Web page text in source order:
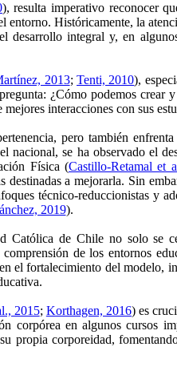
), resulta imperativo reconocer
Históricamente, la
integral y, en
2013;Tenti, 2010),
¿Cómo podemos crear
interacciones con sus
pero también
nacional, se ha observado el
Física (Castillo-Retamal et
a mejorarla. Sin
técnico-reduccionistas y
2019).
de Chile no solo se
de los entornos
el fortalecimiento del modelo,
2015; Korthagen, 2016) es
corpórea en algunos cursos
propia corporeidad,